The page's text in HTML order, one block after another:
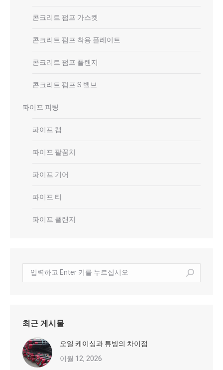
콘크리트 펌프 가스켓
콘크리트 펌프 착용 플레이트
콘크리트 펌프 플랜지
콘크리트 펌프 S 밸브
파이프 피팅
파이프 캡
파이프 팔꿈치
파이프 기어
파이프 티
파이프 플랜지
색:
최근 게시물
오일 케이싱과 튜빙의 차이점
이월 12, 2026